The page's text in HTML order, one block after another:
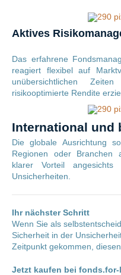
Aktives
Das erfahrene
reagiert flexibel auf
unübersichtlichen
risikooptimierte Rendite
International und
Die globale Ausrichtung
Regionen oder Branchen
klarer Vorteil angesichts
Unsicherheiten.
Ihr nächster Schritt
Wenn Sie als
Sicherheit in der
Zeitpunkt gekommen,
Jetzt kaufen bei fonds.for-